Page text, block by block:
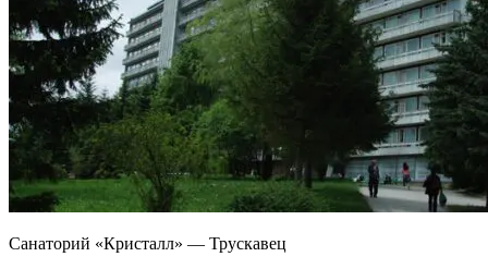
Санаторий «Кристалл» — Трускавец